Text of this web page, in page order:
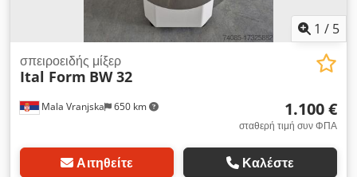
1 / 5
Mala Vranjska 650 km
σπειροειδής μίξερ
Ital Form BW 32
1.100 €
σταθερή τιμή συν ΦΠΑ
Αιτηθείτε Καλέστε